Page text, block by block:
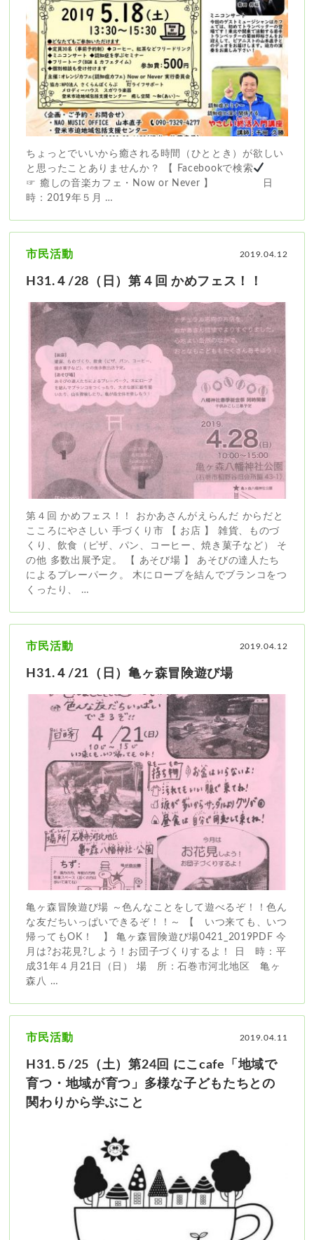
ちょっとでいいから癒される時間（ひととき）が欲しい
と思ったことありませんか？ 【 Facebookで検索
☞ 癒しの音楽カフェ・Now or Never 】 日
時：2019年５月 …
2019.04.12
市民活動
H31.４/28（日）第４回 かめフェス！！
第４回 かめフェス！！ おかあさんがえらんだ からだと
こころにやさしい 手づくり市 【 お店 】 雑貨、ものづ
くり、飲食（ピザ、パン、コーヒー、焼き菓子など） そ
の他 多数出展予定。 【 あそび場 】 あそびの達人たち
によるプレーパーク。 木にロープを結んでブランコをつ
くったり、 …
2019.04.12
市民活動
H31.４/21（日）亀ヶ森冒険遊び場
亀ヶ森冒険遊び場 ～色んなことをして遊べるぞ！！色ん
な友だちいっぱいできるぞ！！～ 【 いつ来ても、いつ
帰ってもOK！ 】 亀ヶ森冒険遊び場0421_2019PDF 今
月は?お花見?しよう！お団子づくりするよ！ 日 時：平
成31年４月21日（日） 場 所：石巻市河北地区 亀ヶ
森八 …
2019.04.11
市民活動
H31.５/25（土）第24回 にこcafe「地域で
育つ・地域が育つ」多様な子どもたちとの
関わりから学ぶこと